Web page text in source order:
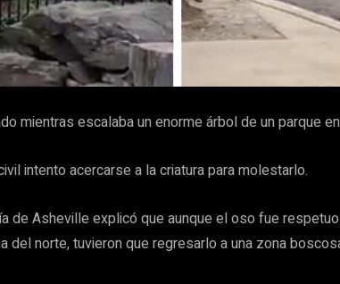
mientras escalaba un enorme árbol de un parque
intento acercarse a la criatura para molestarlo.
de Asheville explicó que aunque el oso fue
del norte, tuvieron que regresarlo a una zona